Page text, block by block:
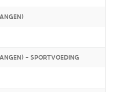
- SPORTVOEDING